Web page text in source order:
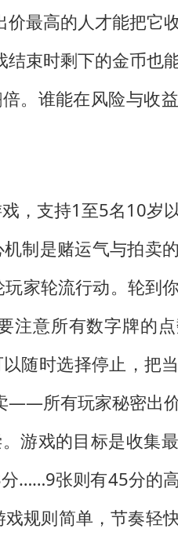
最高的人才能把它
束时剩下的金币也
。谁能在风险与收
，支持1至5名10岁
制是赌运气与拍卖
家轮流行动。轮到
意所有数字牌的
随时选择停止，把
——所有玩家秘密出
游戏的目标是收集
……9张则有45分的
规则简单，节奏轻